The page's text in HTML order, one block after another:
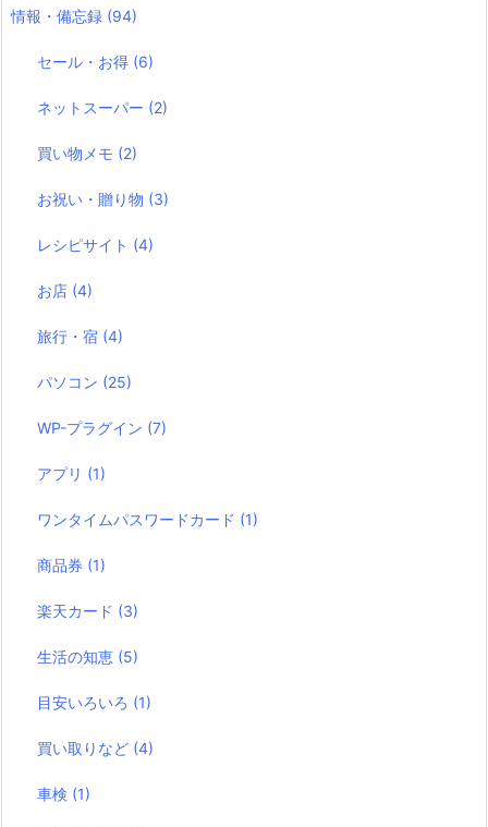
情報・備忘録 (94)
セール・お得 (6)
ネットスーパー (2)
買い物メモ (2)
お祝い・贈り物 (3)
レシピサイト (4)
お店 (4)
旅行・宿 (4)
パソコン (25)
WP-プラグイン (7)
アプリ (1)
ワンタイムパスワードカード (1)
商品券 (1)
楽天カード (3)
生活の知恵 (5)
目安いろいろ (1)
買い取りなど (4)
車検 (1)